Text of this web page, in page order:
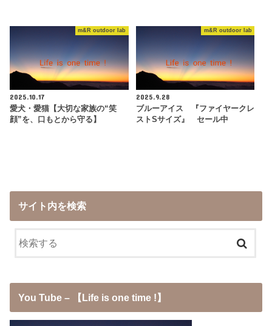
m&R outdoor lab
2025.10.17
愛犬・愛猫【大切な家族の“笑
顔”を、口もとから守る】
m&R outdoor lab
2025.9.28
ブルーアイス 『ファイヤークレ
ストSサイズ』 セール中
サイト内を検索
You Tube – 【Life is one time !】